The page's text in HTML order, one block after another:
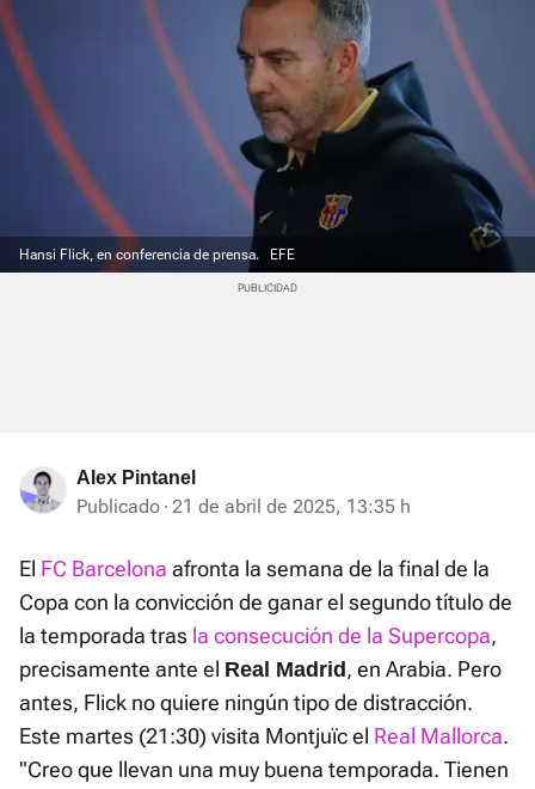
Hansi Flick, en conferencia de prensa. EFE
Alex Pintanel
Publicado 21 de abril de 2025, 13:35 h
El FC Barcelona afronta la semana de la final de la
Copa con la convicción de ganar el segundo título de
la temporada tras la consecución de la Supercopa,
precisamente ante el Real Madrid , en Arabia. Pero
antes, Flick no quiere ningún tipo de distracción.
Este martes (21:30) visita Montjuïc el Real Mallorca.
"Creo que llevan una muy buena temporada. Tienen